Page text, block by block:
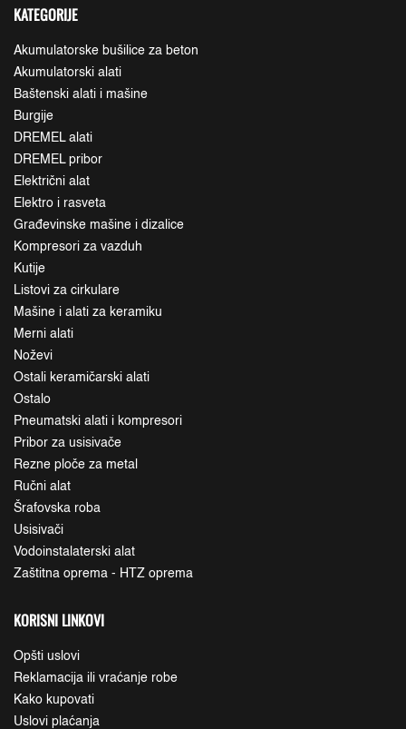
KATEGORIJE
Akumulatorske bušilice za beton
Akumulatorski alati
Baštenski alati i mašine
Burgije
DREMEL alati
DREMEL pribor
Električni alat
Elektro i rasveta
Građevinske mašine i dizalice
Kompresori za vazduh
Kutije
Listovi za cirkulare
Mašine i alati za keramiku
Merni alati
Noževi
Ostali keramičarski alati
Ostalo
Pneumatski alati i kompresori
Pribor za usisivače
Rezne ploče za metal
Ručni alat
Šrafovska roba
Usisivači
Vodoinstalaterski alat
Zaštitna oprema - HTZ oprema
KORISNI LINKOVI
Opšti uslovi
Reklamacija ili vraćanje robe
Kako kupovati
Uslovi plaćanja